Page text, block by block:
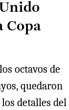
Copa
octavos de
quedaron
detalles del